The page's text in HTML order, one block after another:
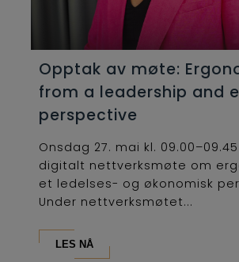
Opptak av møte:
from a leadership and
perspective
Onsdag 27. mai kl.
digitalt nettverksmøte om
et ledelses- og økonomisk
Under nettverksmøtet...
LES NÅ